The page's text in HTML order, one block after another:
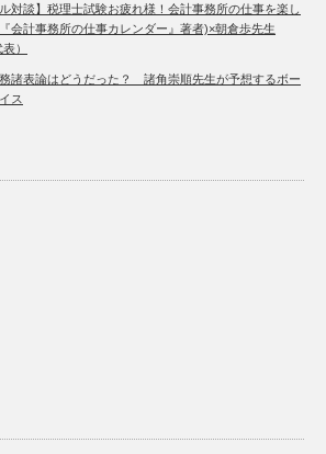
対談】税理士試験お疲れ様！会計事務所の仕事を楽し
会計事務所の仕事カレンダー』著者)×朝倉歩先生
）
務諸表論はどうだった？ 諸角崇順先生が予想するボー
ス